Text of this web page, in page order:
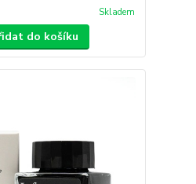
Skladem
do košíku